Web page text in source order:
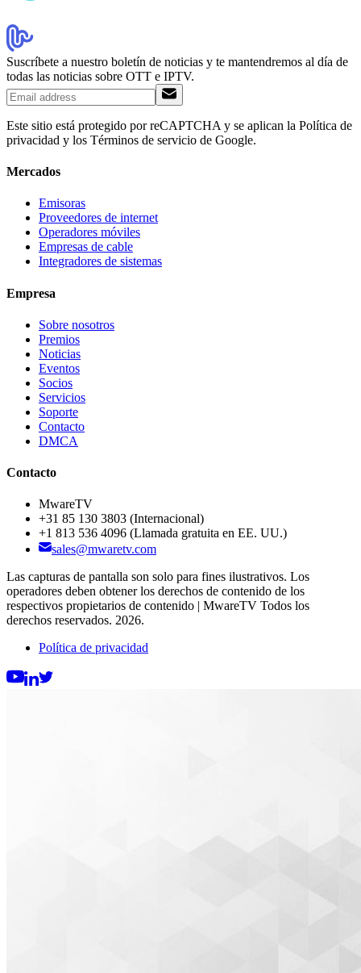
Suscríbete a nuestro boletín de noticias y te mantendremos al día de
todas las noticias sobre OTT e IPTV.
Este sitio está protegido por reCAPTCHA y se aplican la Política de
privacidad y los Términos de servicio de Google.
Mercados
Emisoras
Proveedores de internet
Operadores móviles
Empresas de cable
Integradores de sistemas
Empresa
Sobre nosotros
Premios
Noticias
Eventos
Socios
Servicios
Soporte
Contacto
DMCA
Contacto
MwareTV
+31 85 130 3803 (Internacional)
+1 813 536 4096 (Llamada gratuita en EE. UU.)
sales@mwaretv.com
Las capturas de pantalla son solo para fines ilustrativos. Los
operadores deben obtener los derechos de contenido de los
respectivos propietarios de contenido | MwareTV Todos los
derechos reservados. 2026.
Política de privacidad